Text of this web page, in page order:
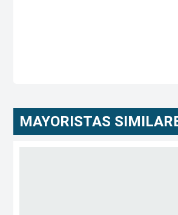
MAYORISTAS